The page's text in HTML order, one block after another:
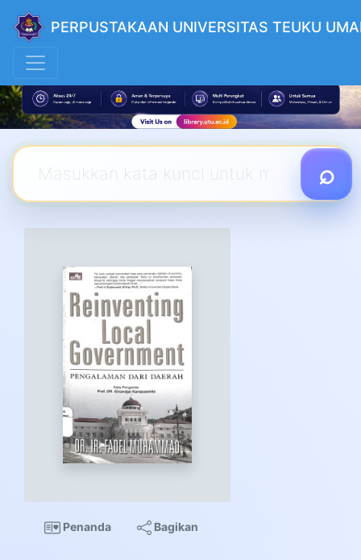
PERPUSTAKAAN UNIVERSITAS TEUKU
Penanda Bagikan